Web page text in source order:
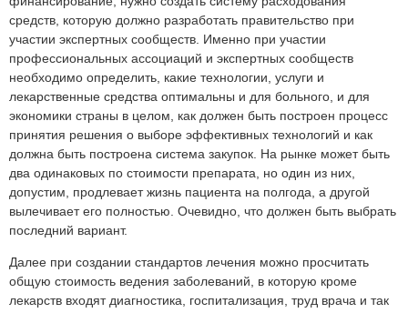
средств, которую должно разработать правительство при
участии экспертных сообществ. Именно при участии
профессиональных ассоциаций и экспертных сообществ
необходимо определить, какие технологии, услуги и
лекарственные средства оптимальны и для больного, и для
экономики страны в целом, как должен быть построен процесс
принятия решения о выборе эффективных технологий и как
должна быть построена система закупок. На рынке может быть
два одинаковых по стоимости препарата, но один из них,
допустим, продлевает жизнь пациента на полгода, а другой
вылечивает его полностью. Очевидно, что должен быть выбрать
последний вариант.
Далее при создании стандартов лечения можно просчитать
общую стоимость ведения заболеваний, в которую кроме
лекарств входят диагностика, госпитализация, труд врача и так